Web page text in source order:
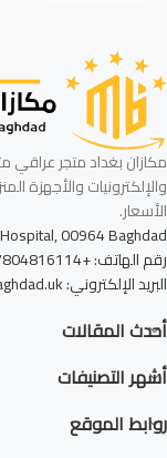
مكازان بغداد متجر
والإلكترونيات والأجهزة
الأسعار.
00964 Baghdad
رقم الهاتف: +9647804816114
البريد الإلكتروني: info@m5-baghdad.uk
أحدث المقالات
أشهر التصنيفات
روابط الموقع